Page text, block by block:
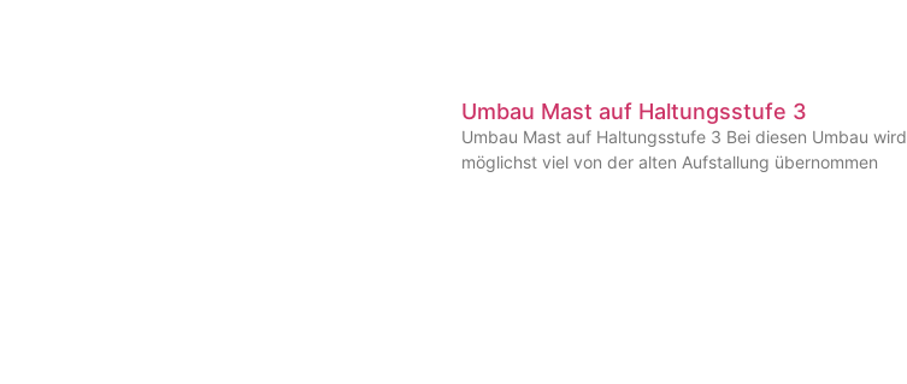
Umbau Mast auf Haltungsstufe 3
Umbau Mast auf Haltungsstufe 3 Bei diesen Umbau wird
möglichst viel von der alten Aufstallung übernommen